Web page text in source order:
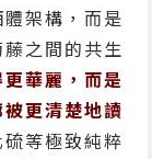
架構，而是
之間的共生
華麗，而是
更清楚地讀
等極致純粹